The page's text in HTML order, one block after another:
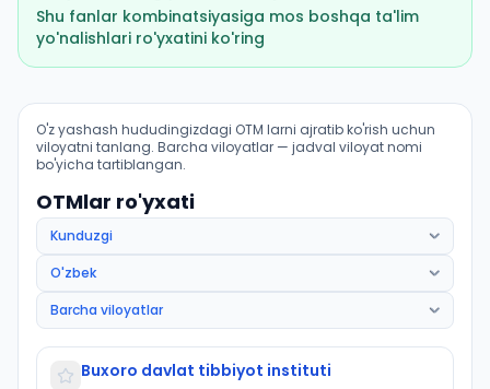
Shu fanlar kombinatsiyasiga mos boshqa ta'lim
yo'nalishlari ro'yxatini ko'ring
Fundamental tibbiyot (Romitan tumani): OTM lar
O'z yashash hududingizdagi OTM larni ajratib ko'rish uchun
viloyatni tanlang. Barcha viloyatlar — jadval viloyat nomi
bo'yicha tartiblangan.
OTMlar ro'yxati
Buxoro davlat tibbiyot instituti